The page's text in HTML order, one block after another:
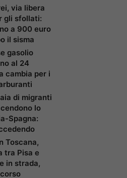
via libera
gli sfollati:
a 900 euro
il sisma
gasolio
al 24
cambia per i
di migranti
lo
Spagna:
Toscana,
tra Pisa e
in strada,